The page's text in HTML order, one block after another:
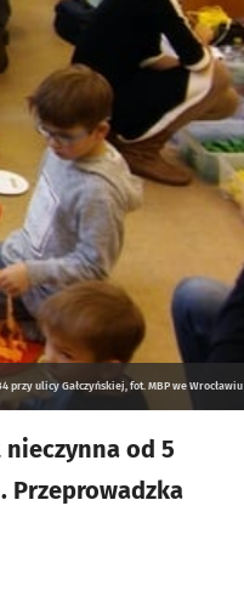
przy ulicy Gałczyńskiej, fot. MBP we Wrocławiu
od 5
Przeprowadzka